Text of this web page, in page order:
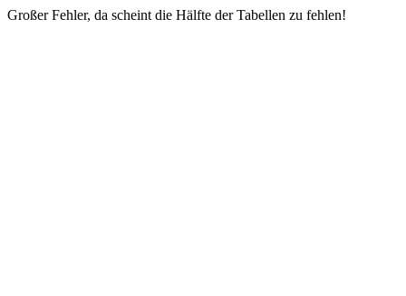
Großer Fehler, da scheint die Hälfte der Tabellen zu fehlen!